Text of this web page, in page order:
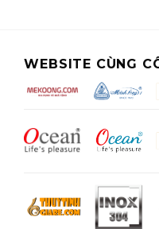
WEBSITE CÙNG